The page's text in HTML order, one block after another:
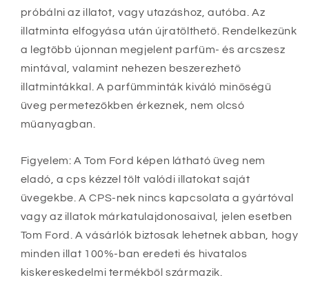
próbálni az illatot, vagy utazáshoz, autóba. Az
illatminta elfogyása után újratölthető. Rendelkezünk
a legtöbb újonnan megjelent parfüm- és arcszesz
mintával, valamint nehezen beszerezhető
illatmintákkal. A parfümminták kiváló minőségű
üveg permetezőkben érkeznek, nem olcsó
műanyagban.
Figyelem: A Tom Ford képen látható üveg nem
eladó, a cps kézzel tölt valódi illatokat saját
üvegekbe. A CPS-nek nincs kapcsolata a gyártóval
vagy az illatok márkatulajdonosaival, jelen esetben
Tom Ford. A vásárlók biztosak lehetnek abban, hogy
minden illat 100%-ban eredeti és hivatalos
kiskereskedelmi termékből származik.